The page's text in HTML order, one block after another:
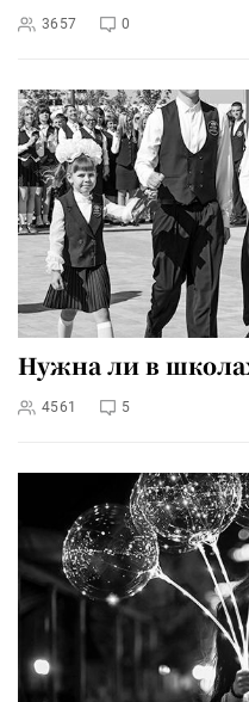
3657 0
Нужна ли в
4561 5